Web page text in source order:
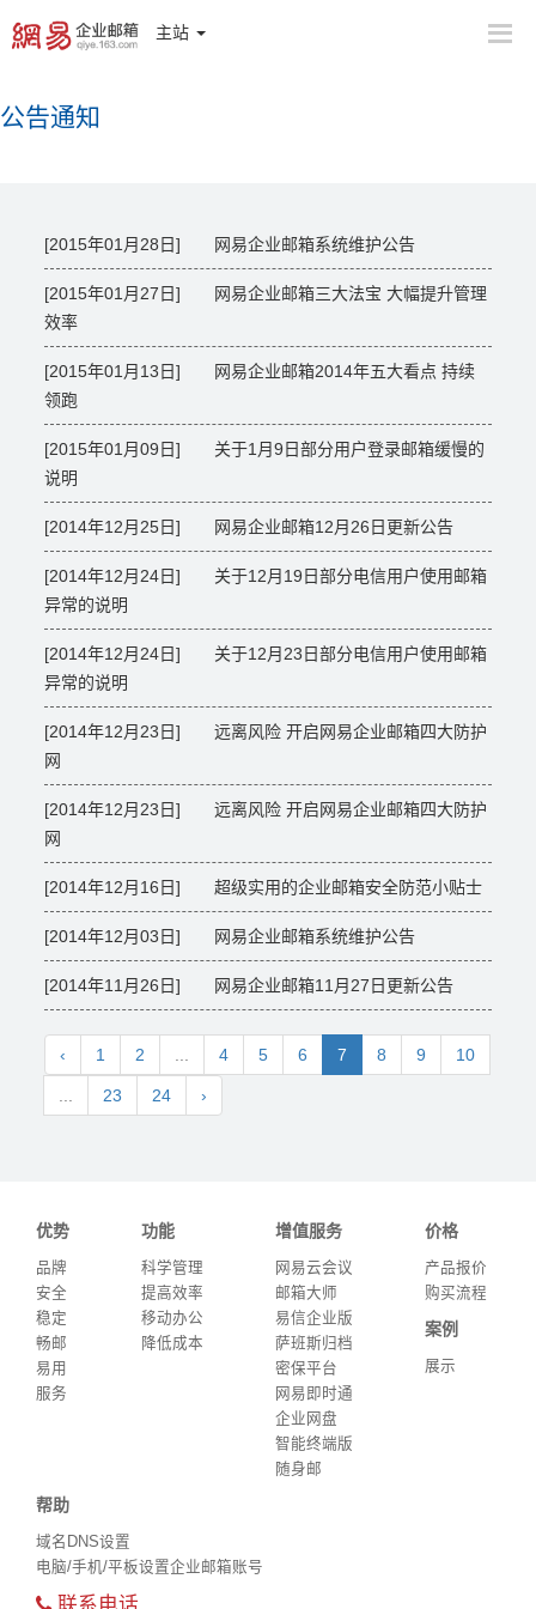
主站
公告通知
[2015年01月28日] 网易企业邮箱系统维护公告
[2015年01月27日] 网易企业邮箱三大法宝 大幅提升管理
效率
[2015年01月13日] 网易企业邮箱2014年五大看点 持续
领跑
[2015年01月09日] 关于1月9日部分用户登录邮箱缓慢的
说明
[2014年12月25日] 网易企业邮箱12月26日更新公告
[2014年12月24日] 关于12月19日部分电信用户使用邮箱
异常的说明
[2014年12月24日] 关于12月23日部分电信用户使用邮箱
异常的说明
[2014年12月23日] 远离风险 开启网易企业邮箱四大防护
网
[2014年12月23日] 远离风险 开启网易企业邮箱四大防护
网
[2014年12月16日] 超级实用的企业邮箱安全防范小贴士
[2014年12月03日] 网易企业邮箱系统维护公告
[2014年11月26日] 网易企业邮箱11月27日更新公告
‹ 1 2 4 5 6 7 8 9 10
23 24 ›
优势
品牌
安全
稳定
畅邮
易用
服务
功能
科学管理
提高效率
移动办公
降低成本
增值服务
网易云会议
邮箱大师
易信企业版
萨班斯归档
密保平台
网易即时通
企业网盘
智能终端版
随身邮
价格
产品报价
购买流程
案例
展示
帮助
域名DNS设置
电脑/手机/平板设置企业邮箱账号